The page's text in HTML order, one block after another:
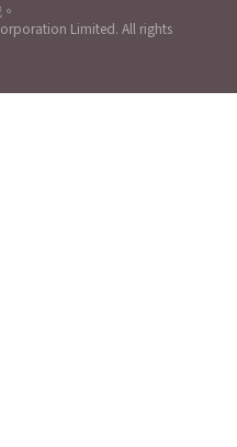
Limited. All rights